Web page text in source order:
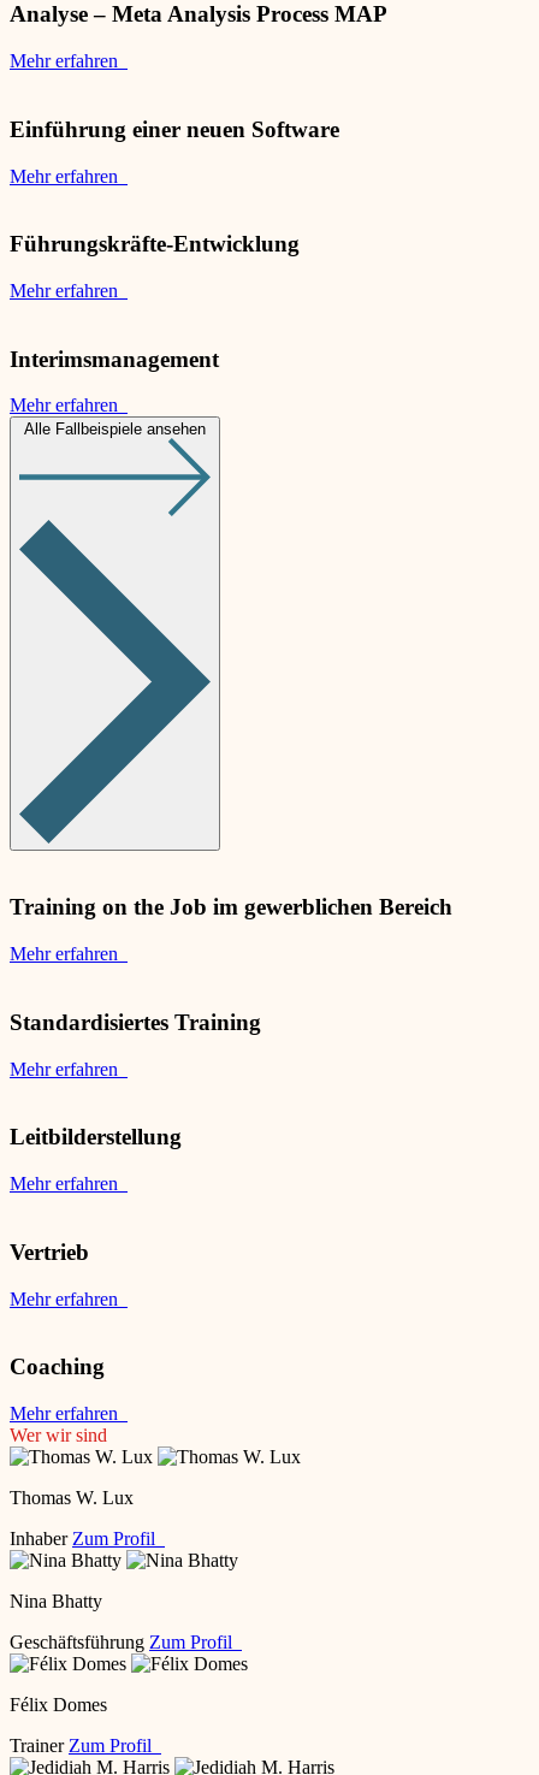
Analyse – Meta Analysis Process MAP
Mehr erfahren
Einführung einer neuen Software
Mehr erfahren
Führungskräfte-Entwicklung
Mehr erfahren
Interimsmanagement
Mehr erfahren
Alle Fallbeispiele ansehen
Training on the Job im gewerblichen Bereich
Mehr erfahren
Standardisiertes Training
Mehr erfahren
Leitbilderstellung
Mehr erfahren
Vertrieb
Mehr erfahren
Coaching
Mehr erfahren
Wer wir sind
Thomas W. Lux
Inhaber Zum Profil
Nina Bhatty
Geschäftsführung Zum Profil
Félix Domes
Trainer Zum Profil